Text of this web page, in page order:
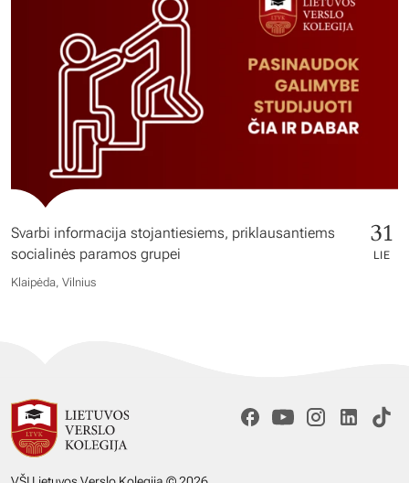
Svarbi informacija stojantiesiems, priklausantiems
socialinės paramos grupei
31
LIE
Klaipėda, Vilnius